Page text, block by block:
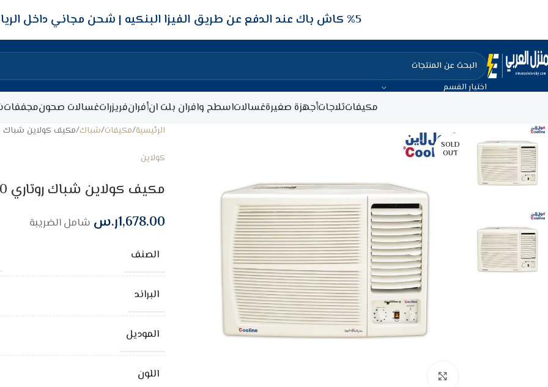
5‎% كاش باك عند الدفع عن طريق الفيزا البنكيه شحن مجاني داخل
اختيار القسم
مكيفاتثلاجاتأجهزة صغيرةغسالاتاسطح وافران بلت انأفرانفريزراتغسالات صحونمجففات
SOLD
OUT
الرئيسية مكيفات شباك مكيف كولاين شباك روتاري 21.600
كولاين
مكيف كولاين شباك روتاري 21.600 وحدة – حار / بارد
1,678.00ر.س شامل الضريبة
الصنف
البراند
الموديل
اللون